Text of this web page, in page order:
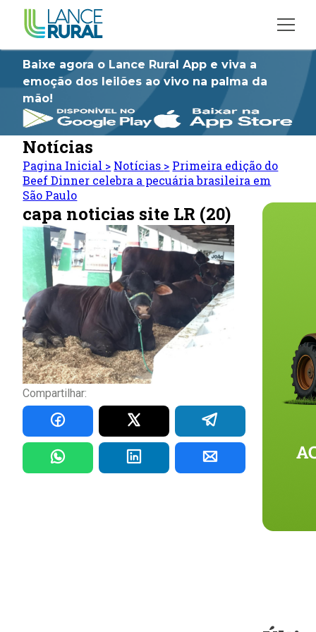
Baixe agora o Lance Rural App e viva a
emoção dos leilões ao vivo na palma da
mão!
Notícias
Pagina Inicial > Notícias > Primeira edição do
Beef Dinner celebra a pecuária brasileira em
São Paulo
capa noticias site LR (20)
Compartilhar: